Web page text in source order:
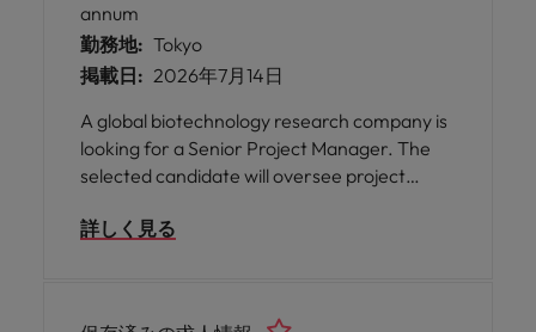
annum
勤務地: Tokyo
掲載日: 2026年7月14日
A global biotechnology research company is
looking for a Senior Project Manager. The
selected candidate will oversee project
teams, financial performance, quality, and
詳しく見る